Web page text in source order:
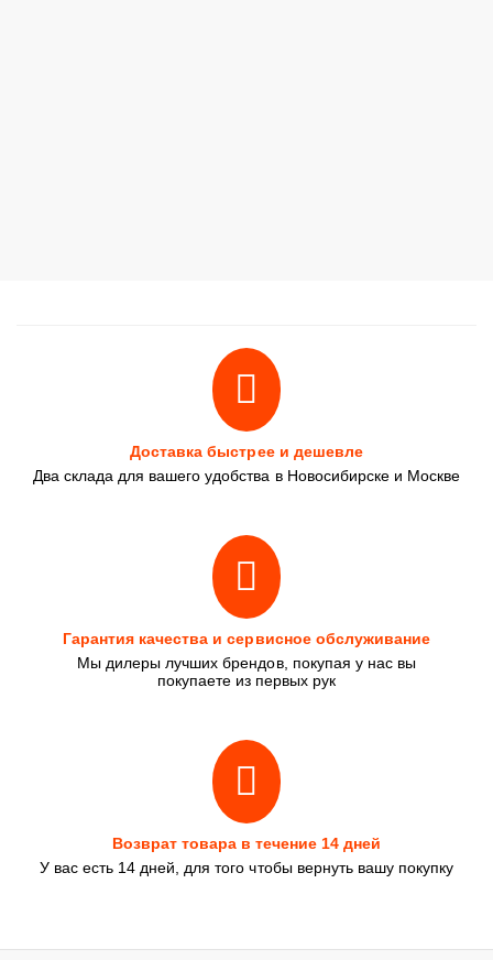
Доставка быстрее и дешевле
Два склада для вашего удобства в Новосибирске и Москве
Гарантия качества и сервисное обслуживание
Мы дилеры лучших брендов, покупая у нас вы
покупаете из первых рук
Возврат товара в течение 14 дней
У вас есть 14 дней, для того чтобы вернуть вашу покупку